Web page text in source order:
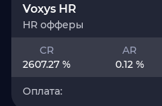
Voxys HR
HR офферы
CR
2607.27 %
AR
0.12 %
Оплата: